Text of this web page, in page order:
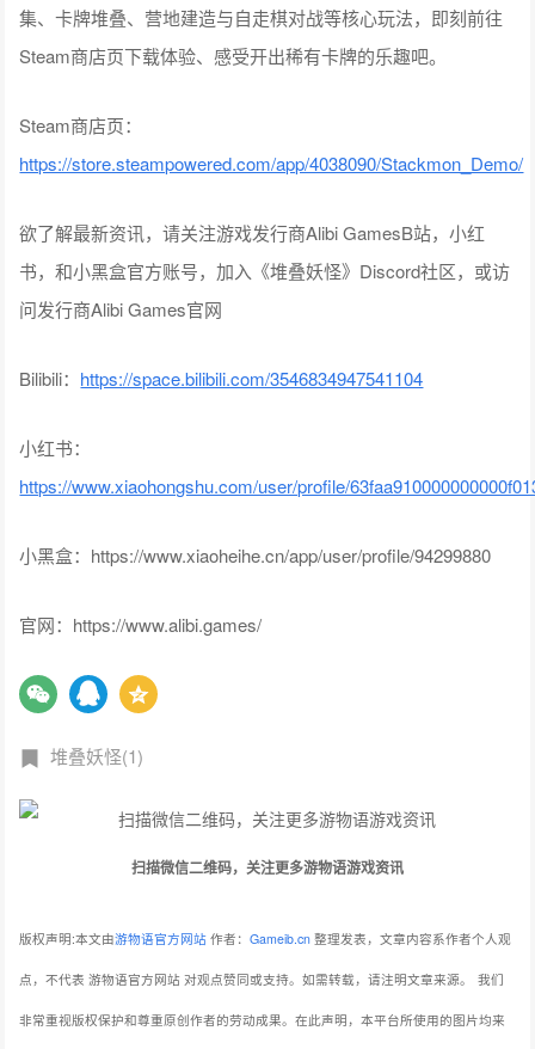
集、卡牌堆叠、营地建造与自走棋对战等核心玩法，即刻前往
Steam商店页下载体验、感受开出稀有卡牌的乐趣吧。
Steam商店页：
https://store.steampowered.com/app/4038090/Stackmon_Demo/
欲了解最新资讯，请关注游戏发行商Alibi GamesB站，小红
书，和小黑盒官方账号，加入《堆叠妖怪》Discord社区，或访
问发行商Alibi Games官网
Bilibili： https://space.bilibili.com/3546834947541104
小红书：
https://www.xiaohongshu.com/user/profile/
小黑盒：https://www.xiaoheihe.cn/app/user/profile/94299880
官网：https://www.alibi.games/
堆叠妖怪(1)
扫描微信二维码，关注更多游物语游戏资讯
版权声明:本文由游物语官方网站 作者：Gameib.cn 整理发表，文章内容系作者个人观
点，不代表 游物语官方网站 对观点赞同或支持。如需转载，请注明文章来源。 我们
非常重视版权保护和尊重原创作者的劳动成果。在此声明，本平台所使用的图片均来